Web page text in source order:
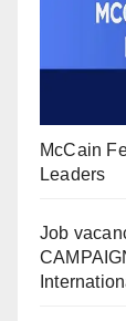
McCain
Leaders
Job